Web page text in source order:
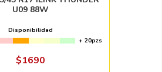
U09 88W
Disponibilidad
+ 20pzs
$1690